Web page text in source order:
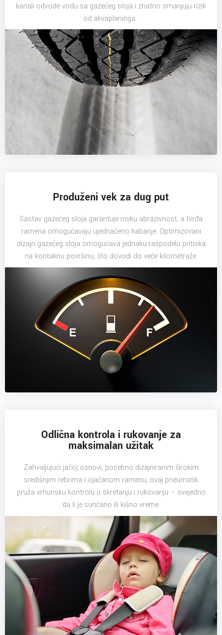
kanali odvode vodu sa gazećeg sloja i znatno smanjuju rizik
od akvaplaninga.
Produženi vek za dug put
Sastav gazećeg sloja garantuje nisku abrazivnost, a tvrđa
ramena omogućavaju ujednačeno habanje. Optimizovani
dizajn gazećeg sloja omogućava jednaku raspodelu pritiska
na kontaknu površinu, što dovodi do veće kilometraže.
Odlična kontrola i rukovanje za
maksimalan užitak
Zahvaljujući jačoj osnovi, posebno dizajniranim širokim
središnjim rebrima i ojačanom ramenu, ovaj pneumatik
pruža vrhunsku kontrolu u skretanju i rukovanju – svejedno
da li je sunčano ili kišno vreme.